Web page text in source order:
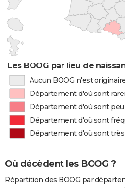
Les BOOG par lieu de
Aucun BOOG n'est
Département d'où sont
Département d'où sont peu
Département d'où sont
Département d'où sont
Où décèdent les BOOG ?
Répartition des BOOG par